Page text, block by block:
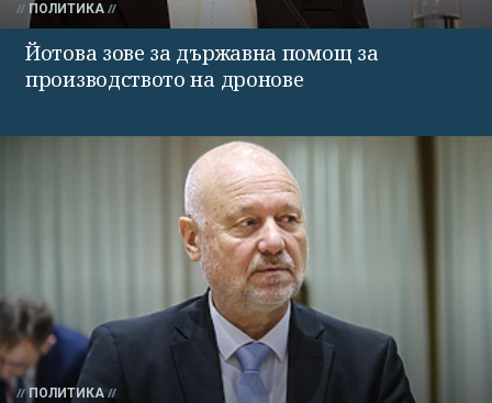
ПОЛИТИКА
Йотова зове за държавна помощ за
производството на дронове
ПОЛИТИКА